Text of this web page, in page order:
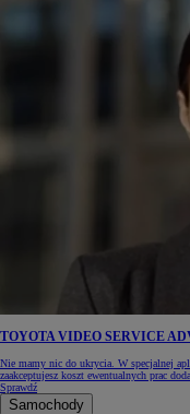
TOYOTA VIDEO SERVICE
Nie mamy nic do ukrycia. W specjalnej
zaakceptujesz koszt ewentualnych prac
Sprawdź
Samochody